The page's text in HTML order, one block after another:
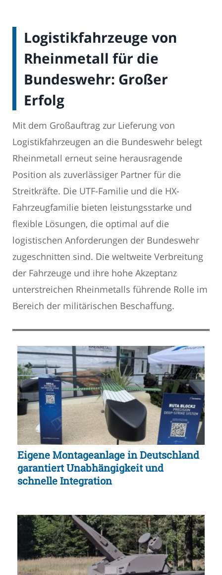
Logistikfahrzeuge von
Rheinmetall für die
Bundeswehr: Großer
Erfolg
Mit dem Großauftrag zur Lieferung von
Logistikfahrzeugen an die Bundeswehr belegt
Rheinmetall erneut seine herausragende
Position als zuverlässiger Partner für die
Streitkräfte. Die UTF-Familie und die HX-
Fahrzeugfamilie bieten leistungsstarke und
flexible Lösungen, die optimal auf die
logistischen Anforderungen der Bundeswehr
zugeschnitten sind. Die weltweite Verbreitung
der Fahrzeuge und ihre hohe Akzeptanz
unterstreichen Rheinmetalls führende Rolle im
Bereich der militärischen Beschaffung.
Eigene Montageanlage in Deutschland
garantiert Unabhängigkeit und
schnelle Integration